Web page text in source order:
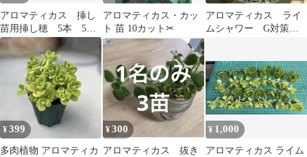
アロマティカス 挿し
苗用挿し穂 5本 5ｃ
ｍ前後
アロマティカス・カッ
ト 苗 10カット✂
アロマティカス ライ
ムシャワー G対策に‼️
¥399
多肉植物 アロマティカ
¥300
アロマティカス 抜き
¥ 1,000
アロマティカス ライム